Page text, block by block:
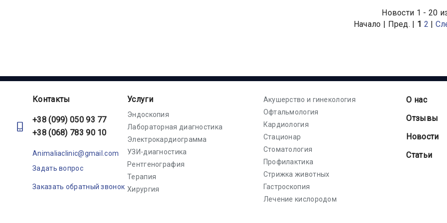
профессиональных навыков.
решением проблемы будет
стационар для животных.
кожными
травмами и
Новости 1 - 20
Начало | Пред. | 1 2 |
Контакты
+38 (099) 050 93 77
+38 (068) 783 90 10
Animaliaclinic@gmail.com
Задать вопрос
Заказать обратный звонок
Услуги
Эндоскопия
Лабораторная диагностика
Электрокардиограмма
УЗИ-диагностика
Рентгенография
Терапия
Хирургия
Акушерство и гинекология
Офтальмология
Кардиология
Стационар
Стоматология
Профилактика
Стрижка животных
Гастроскопия
Лечение кислородом
О нас
Отзывы
Новости
Статьи